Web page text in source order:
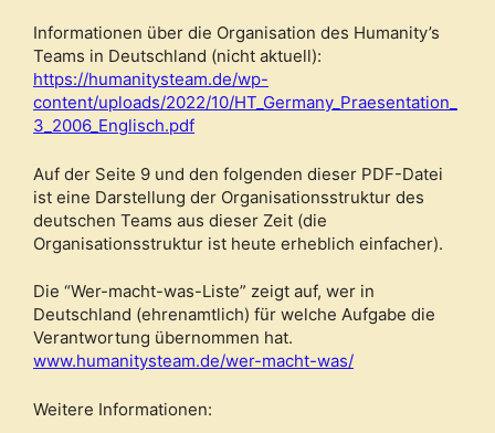
Informationen über die Organisation des Humanity’s
Teams in Deutschland (nicht aktuell):
https://humanitysteam.de/wp-
content/uploads/2022/10/HT_Germany_Praesentation_
3_2006_Englisch.pdf
Auf der Seite 9 und den folgenden dieser PDF-Datei
ist eine Darstellung der Organisationsstruktur des
deutschen Teams aus dieser Zeit (die
Organisationsstruktur ist heute erheblich einfacher).
Die “Wer-macht-was-Liste” zeigt auf, wer in
Deutschland (ehrenamtlich) für welche Aufgabe die
Verantwortung übernommen hat.
www.humanitysteam.de/wer-macht-was/
Weitere Informationen: